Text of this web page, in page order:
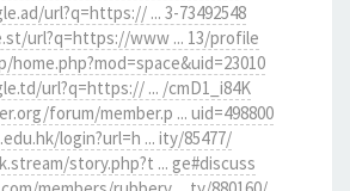
url?q=https:// ... 3-73492548
url?q=https://www ... 13/profile
url?q=https:// ... /cmD1_i84K
forum/member.p ... uid=498800
login?url=h ... ity/85477/
story.php?t ... ge#discuss